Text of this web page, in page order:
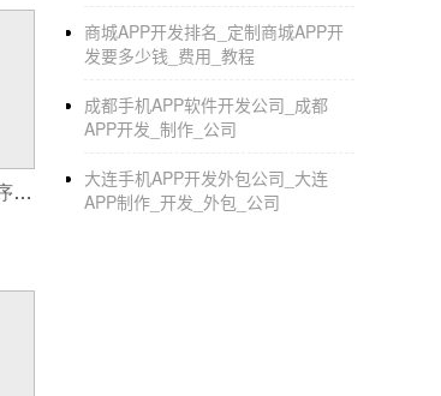
哪些应用：
如何从现有业务中发现小程序机会?
商城APP开发排名_定制商城APP开
发要多少钱_费用_教程
成都手机APP软件开发公司_成都
APP开发_制作_公司
大连手机APP开发外包公司_大连
APP制作_开发_外包_公司